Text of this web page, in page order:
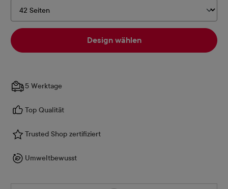
Design wählen
5 Werktage
Top Qualität
Trusted Shop zertifiziert
Umweltbewusst